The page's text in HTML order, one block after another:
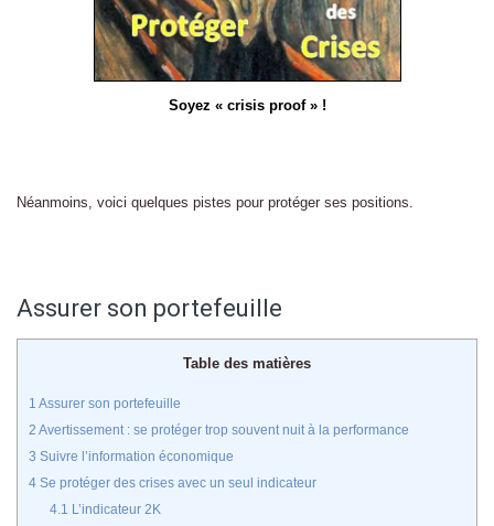
Soyez « crisis proof » !
Néanmoins, voici quelques pistes pour protéger ses positions.
Assurer son portefeuille
Table des matières
1 Assurer son portefeuille
2 Avertissement : se protéger trop souvent nuit à la performance
3 Suivre l’information économique
4 Se protéger des crises avec un seul indicateur
4.1 L’indicateur 2K